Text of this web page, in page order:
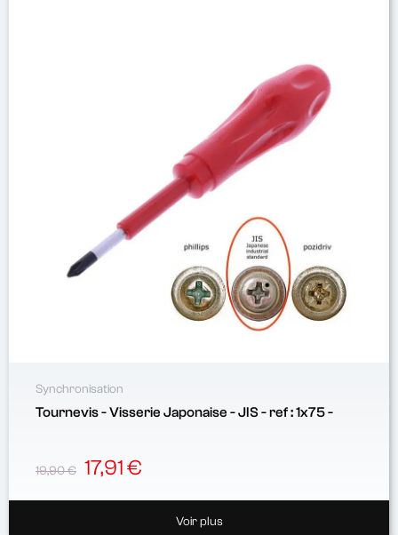
Synchronisation
Tournevis - Visserie Japonaise - JIS - ref : 1x75 -
19,90 € 17,91 €
Voir plus